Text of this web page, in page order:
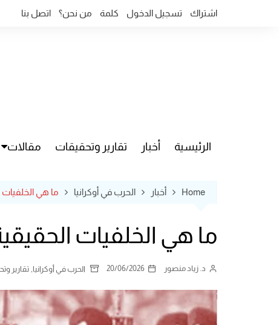
اشتراك تسجيل الدخول كلمة من نحن؟ اتصل بنا
الرئيسية أخبار تقارير وتحقيقات مقالات
Home أخبار الحرب في أوكرانيا ما هي الخلفيات
ما هي الخلفيات
د. زياد منصور 20/06/2026 الحرب في أوكرانيا تقارير